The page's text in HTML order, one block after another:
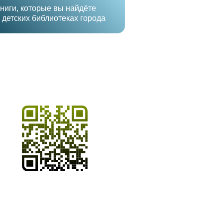
которые вы найдёте
детских библиотеках города